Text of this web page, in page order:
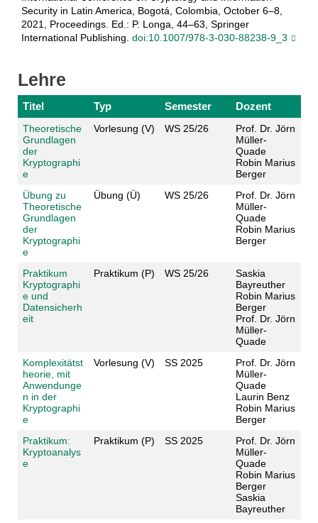
Security in Latin America, Bogotá, Colombia, October 6–8,
2021, Proceedings. Ed.: P. Longa, 44–63, Springer
International Publishing. doi:10.1007/978-3-030-88238-9_3
Lehre
Titel Typ Semester Dozent
Theoretische
Grundlagen
der
Kryptographi
e
Vorlesung (V) WS 25/26
Prof. Dr. Jörn
Müller-
Quade
Robin Marius
Berger
Übung zu
Theoretische
Grundlagen
der
Kryptographi
e
Übung (Ü) WS 25/26
Prof. Dr. Jörn
Müller-
Quade
Robin Marius
Berger
Praktikum
Kryptographi
e und
Datensicherh
eit
Praktikum (P) WS 25/26
Saskia
Bayreuther
Robin Marius
Berger
Prof. Dr. Jörn
Müller-
Quade
Komplexitätst
heorie, mit
Anwendunge
n in der
Kryptographi
e
Vorlesung (V) SS 2025
Prof. Dr. Jörn
Müller-
Quade
Laurin Benz
Robin Marius
Berger
Praktikum:
Kryptoanalys
e
Praktikum (P) SS 2025
Prof. Dr. Jörn
Müller-
Quade
Robin Marius
Berger
Saskia
Bayreuther